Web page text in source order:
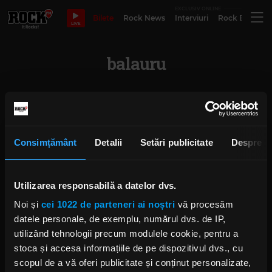
Consimțământ Detalii Setări publicitate Despre
Utilizarea responsabilă a datelor dvs.
Noi și cei 1022 de parteneri ai noștri vă procesăm
datele personale, de exemplu, numărul dvs. de IP,
utilizând tehnologii precum modulele cookie, pentru a
stoca și accesa informațiile de pe dispozitivul dvs., cu
scopul de a vă oferi publicitate și conținut personalizate,
LIVE
Bilete Rock News Interviuri Rock
balauru
IRINA-MARIA MARINESCU
JOI, 20 MARTIE 2025
Copilăria membrilor fondatori
Trooper - Alin „Coiotu'” Dincă și
Aurelian „Balaurul” Dincă
IRINA-MARIA MARINESCU
MARȚI, 5 NOIEMBRIE 2024